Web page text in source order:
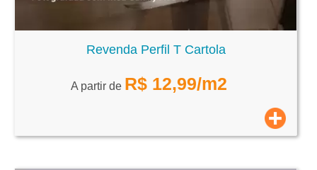
Revenda Perfil T Cartola
A partir de R$ 12,99/m2